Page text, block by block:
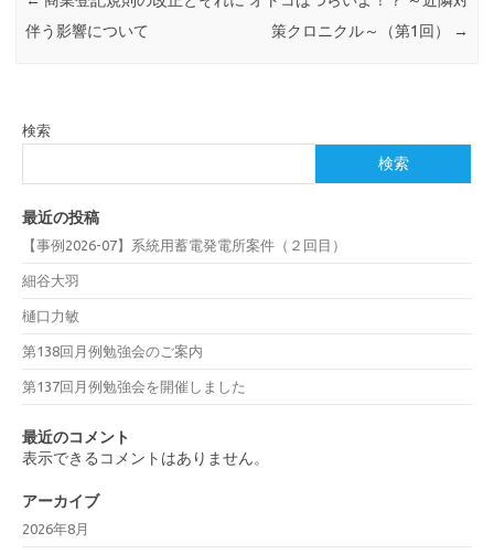
伴う影響について
策クロニクル～（第1回）
→
検索
検索
最近の投稿
【事例2026-07】系統用蓄電発電所案件（２回目）
細谷大羽
樋口力敏
第138回月例勉強会のご案内
第137回月例勉強会を開催しました
最近のコメント
表示できるコメントはありません。
アーカイブ
2026年8月